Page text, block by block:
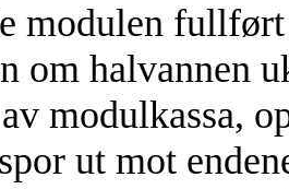
modulen
om halvannen
modulkassa,
ut mot